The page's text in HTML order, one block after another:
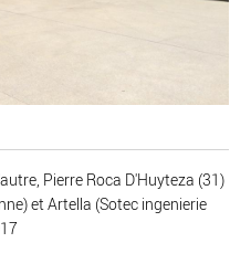
Pierre Roca D'Huyteza (31)
et Artella (Sotec ingenierie